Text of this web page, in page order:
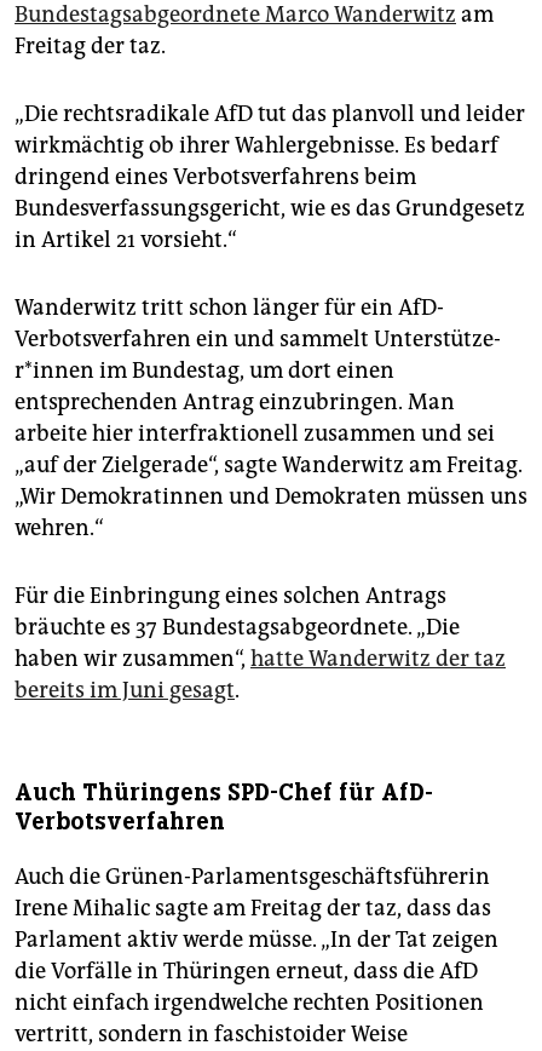
Bundestagsabgeordnete Marco Wanderwitz am
Freitag der taz.
„Die rechtsradikale AfD tut das planvoll und leider
wirkmächtig ob ihrer Wahlergebnisse. Es bedarf
dringend eines Verbotsverfahrens beim
Bundesverfassungsgericht, wie es das Grundgesetz
in Artikel 21 vorsieht.“
Wanderwitz tritt schon länger für ein AfD-
Verbotsverfahren ein und sammelt Un­ter­stüt­ze­
r*in­nen im Bundestag, um dort einen
entsprechenden Antrag einzubringen. Man
arbeite hier interfraktionell zusammen und sei
„auf der Zielgerade“, sagte Wanderwitz am Freitag.
„Wir Demokratinnen und Demokraten müssen uns
wehren.“
Für die Einbringung eines solchen Antrags
bräuchte es 37 Bundestagsabgeordnete. „Die
haben wir zusammen“, hatte Wanderwitz der taz
bereits im Juni gesagt.
Auch Thüringens SPD-Chef für AfD-
Verbotsverfahren
Auch die Grünen-Parlamentsgeschäftsführerin
Irene Mihalic sagte am Freitag der taz, dass das
Parlament aktiv werde müsse. „In der Tat zeigen
die Vorfälle in Thüringen erneut, dass die AfD
nicht einfach irgendwelche rechten Positionen
vertritt, sondern in faschistoider Weise